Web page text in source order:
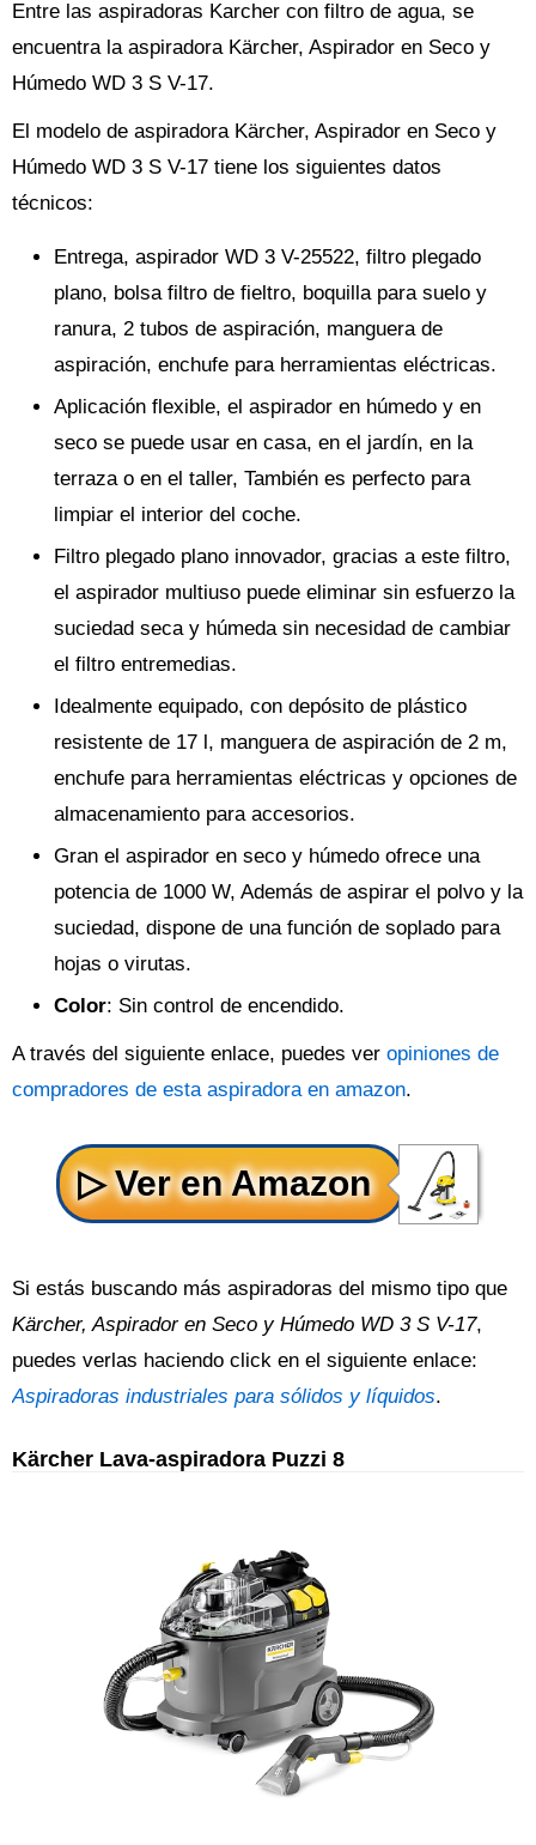
Entre las aspiradoras Karcher con filtro de agua, se
encuentra la aspiradora Kärcher, Aspirador en Seco y
Húmedo WD 3 S V-17.
El modelo de aspiradora Kärcher, Aspirador en Seco y
Húmedo WD 3 S V-17 tiene los siguientes datos
técnicos:
Entrega, aspirador WD 3 V-25522, filtro plegado
plano, bolsa filtro de fieltro, boquilla para suelo y
ranura, 2 tubos de aspiración, manguera de
aspiración, enchufe para herramientas eléctricas.
Aplicación flexible, el aspirador en húmedo y en
seco se puede usar en casa, en el jardín, en la
terraza o en el taller, También es perfecto para
limpiar el interior del coche.
Filtro plegado plano innovador, gracias a este filtro,
el aspirador multiuso puede eliminar sin esfuerzo la
suciedad seca y húmeda sin necesidad de cambiar
el filtro entremedias.
Idealmente equipado, con depósito de plástico
resistente de 17 l, manguera de aspiración de 2 m,
enchufe para herramientas eléctricas y opciones de
almacenamiento para accesorios.
Gran el aspirador en seco y húmedo ofrece una
potencia de 1000 W, Además de aspirar el polvo y la
suciedad, dispone de una función de soplado para
hojas o virutas.
Color: Sin control de encendido.
A través del siguiente enlace, puedes ver opiniones de
compradores de esta aspiradora en amazon.
Si estás buscando más aspiradoras del mismo tipo que
Kärcher, Aspirador en Seco y Húmedo WD 3 S V-17,
puedes verlas haciendo click en el siguiente enlace:
Aspiradoras industriales para sólidos y líquidos.
Kärcher Lava-aspiradora Puzzi 8